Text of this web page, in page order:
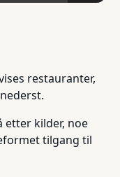
restauranter,
etter kilder, noe
tilgang til